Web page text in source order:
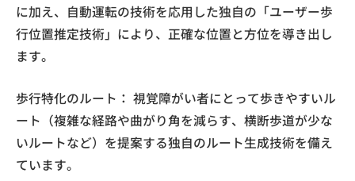
に加え、自動運転の技術を応用した独自の「ユーザー歩
行位置推定技術」により、正確な位置と方位を導き出し
ます。
歩行特化のルート： 視覚障がい者にとって歩きやすいル
ート（複雑な経路や曲がり角を減らす、横断歩道が少な
いルートなど）を提案する独自のルート生成技術を備え
ています。